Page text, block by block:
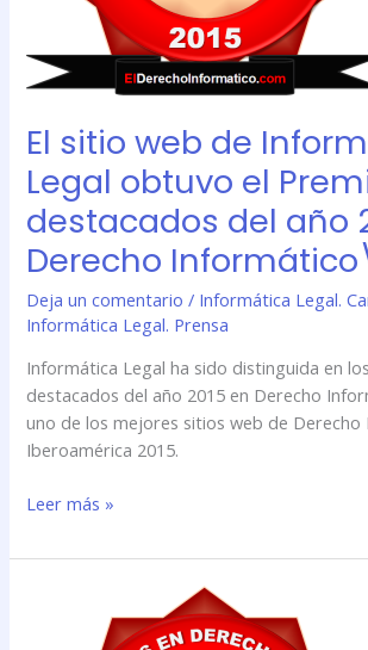
El sitio web de
Legal obtuvo el
destacados del año
Derecho
Deja un comentario / Informática Legal.
Informática Legal. Prensa
Informática Legal ha sido distinguida en
destacados del año 2015 en Derecho
uno de los mejores sitios web de
Iberoamérica 2015.
destacados
del
2015
Derecho
Informático\»
Leer más »